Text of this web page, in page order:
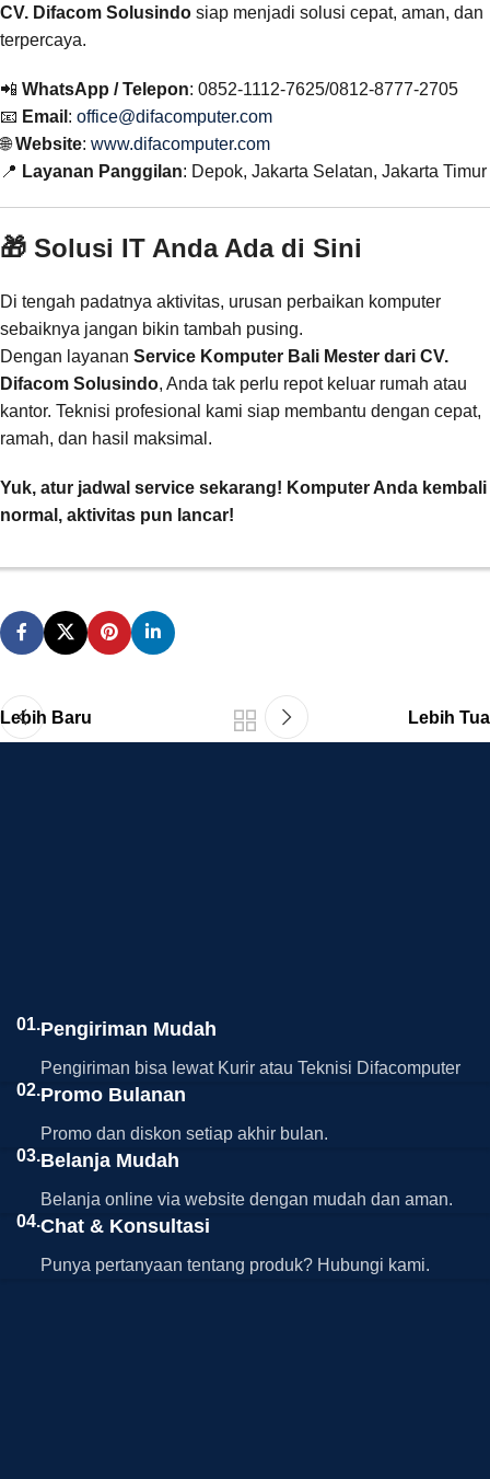
CV. Difacom Solusindo siap menjadi solusi cepat, aman, dan
terpercaya.
📲 WhatsApp / Telepon: 0852-1112-7625/0812-8777-2705
📧 Email : office@difacomputer.com
🌐Website: www.difacomputer.com
📍 Layanan Panggilan: Depok, Jakarta Selatan, Jakarta Timur
🎁 Solusi IT Anda Ada di Sini
Di tengah padatnya aktivitas, urusan perbaikan komputer
sebaiknya jangan bikin tambah pusing.
Dengan layanan Service Komputer Bali Mester dari CV.
Difacom Solusindo, Anda tak perlu repot keluar rumah atau
kantor. Teknisi profesional kami siap membantu dengan cepat,
ramah, dan hasil maksimal.
Yuk, atur jadwal service sekarang! Komputer Anda kembali
normal, aktivitas pun lancar!
Lebih Baru Lebih Tua
01.Pengiriman Mudah
Pengiriman bisa lewat Kurir atau Teknisi Difacomputer
02.Promo Bulanan
Promo dan diskon setiap akhir bulan.
03.Belanja Mudah
Belanja online via website dengan mudah dan aman.
04.Chat & Konsultasi
Punya pertanyaan tentang produk? Hubungi kami.